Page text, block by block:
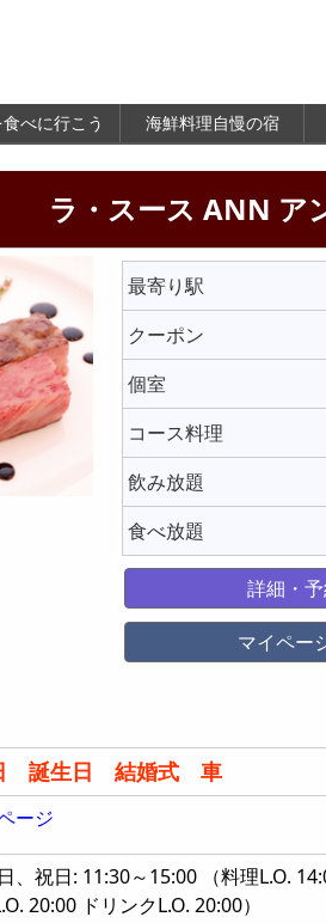
べに行こう 海鮮料理自慢の宿
ラ・スース ANN ア
最寄り駅
クーポン
個室
コース料理
飲み放題
食べ放題
詳細・
マイペー
誕生日 結婚式 車
ージ
、祝日: 11:30～15:00 （料理L.O.
20:00 ドリンクL.O. 20:00）